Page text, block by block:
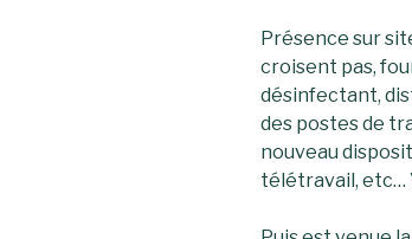
Présence sur
croisent pas,
désinfectant,
des postes de
nouveau
télétravail, etc…